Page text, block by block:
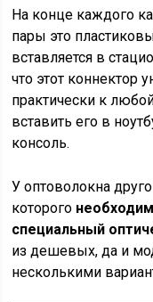
На конце каждого
пары это
вставляется в
что этот коннектор
практически к
вставить его в
консоль.
У оптоволокна
которого
специальный
из дешевых, да и
несколькими